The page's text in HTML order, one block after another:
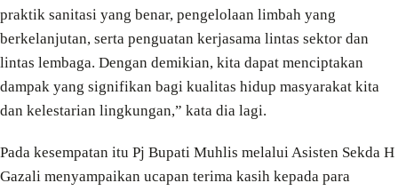
praktik sanitasi yang benar, pengelolaan limbah yang
berkelanjutan, serta penguatan kerjasama lintas sektor dan
lintas lembaga. Dengan demikian, kita dapat menciptakan
dampak yang signifikan bagi kualitas hidup masyarakat kita
dan kelestarian lingkungan,” kata dia lagi.
Pada kesempatan itu Pj Bupati Muhlis melalui Asisten Sekda H
Gazali menyampaikan ucapan terima kasih kepada para